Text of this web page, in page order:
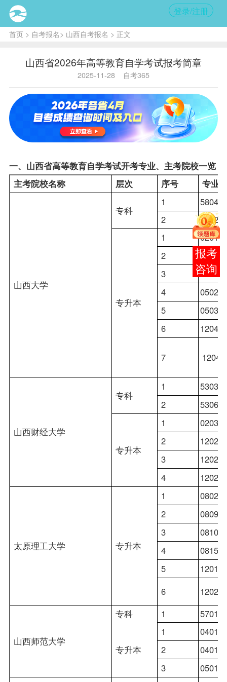
登录/注册
首页> 自考报名> 山西自考报名 > 正文
山西省2026年高等教育自学考试报考简章
2025-11-28 自考365
一、山西省高等教育自学考试开考专业、主考院校一览
主考院校名称
层次 序号 专业
山西大学
专科
1
580401
2
590206
专升本
1
020101
2
3
030301
4
050201
5
050301
6
120402
7
山西财经大学
专科
1
530302
2
530605
专升本
1
2
120202
3
4
120206
太原理工大学 专升本
1
080204
2
080901
3
081001
4
081501
5
120103
6
山西师范大学
专科 1
专升本
1
040101
2
040106
3
050101
报考
咨询